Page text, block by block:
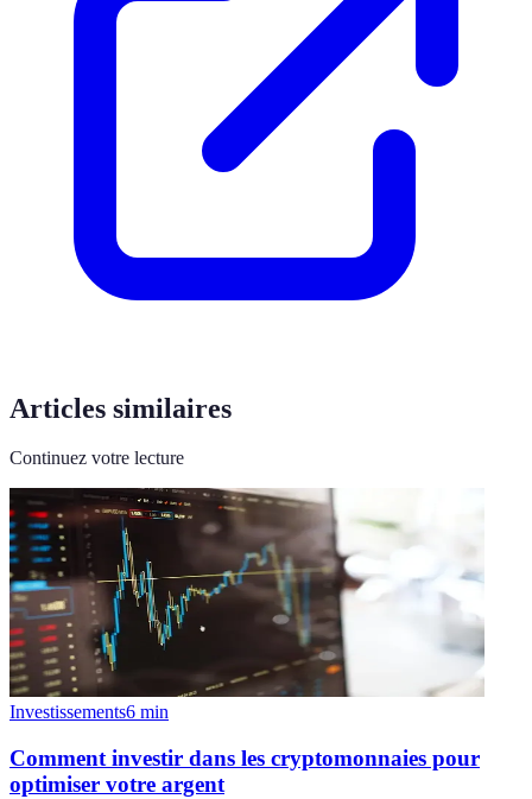
Articles similaires
Continuez votre lecture
Investissements6 min
Comment investir dans les cryptomonnaies pour
optimiser votre argent